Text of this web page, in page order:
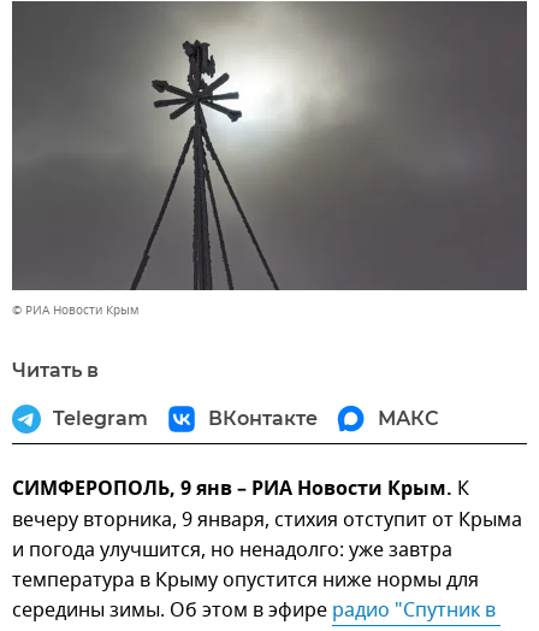
© РИА Новости Крым
Читать в
Telegram ВКонтакте МАКС
СИМФЕРОПОЛЬ, 9 янв – РИА Новости Крым. К
вечеру вторника, 9 января, стихия отступит от Крыма
и погода улучшится, но ненадолго: уже завтра
температура в Крыму опустится ниже нормы для
середины зимы. Об этом в эфире радио "Спутник в